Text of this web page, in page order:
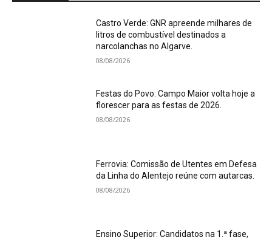
Castro Verde: GNR apreende milhares de
litros de combustível destinados a
narcolanchas no Algarve.
08/08/2026
Festas do Povo: Campo Maior volta hoje a
florescer para as festas de 2026.
08/08/2026
Ferrovia: Comissão de Utentes em Defesa
da Linha do Alentejo reúne com autarcas.
08/08/2026
Ensino Superior: Candidatos na 1.ª fase,